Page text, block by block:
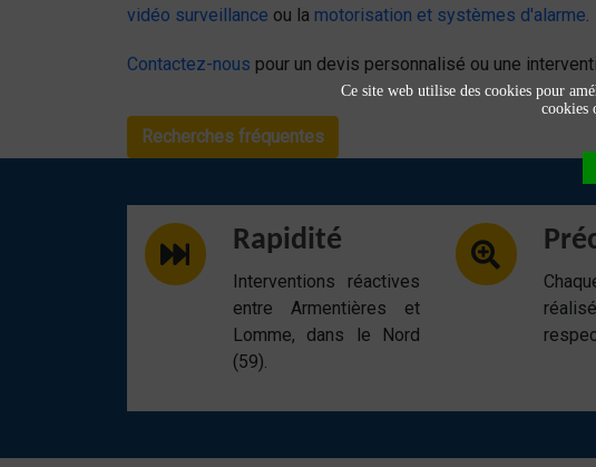
vidéo surveillance ou la motorisation et systèmes d'alarme.
Contactez-nous pour un devis personnalisé ou une
Recherches fréquentes
Rapidité
Interventions réactives
entre Armentières et
Lomme, dans le Nord
(59).
Ce site web utilise des cookies pour
cookies